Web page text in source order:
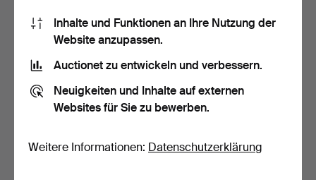
Ausgewähltes
Inhalte und Funktionen an Ihre Nutzung der
Website anzupassen.
Auctionet zu entwickeln und verbessern.
Neuigkeiten und Inhalte auf externen
Websites für Sie zu bewerben.
Weitere Informationen: Datenschutzerklärung